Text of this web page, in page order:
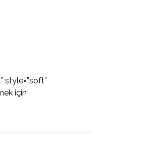
için